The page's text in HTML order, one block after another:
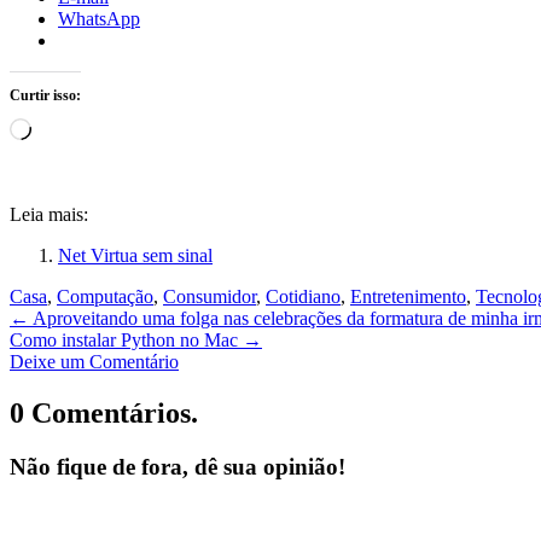
WhatsApp
Curtir isso:
Carregando...
Leia mais:
Net Virtua sem sinal
Casa, Computação, Consumidor, Cotidiano, Entretenimento,
← Aproveitando uma folga nas celebrações da formatura de minha
Como instalar Python no Mac →
Deixe um Comentário
0 Comentários.
Não fique de fora, dê sua opinião!